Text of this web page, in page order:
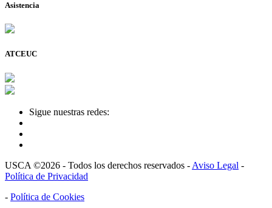
Asistencia
ATCEUC
Sigue nuestras redes:
USCA ©2026 - Todos los derechos reservados - Aviso Legal -
Política de Privacidad
- Política de Cookies